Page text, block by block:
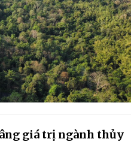
giá trị ngành thủy